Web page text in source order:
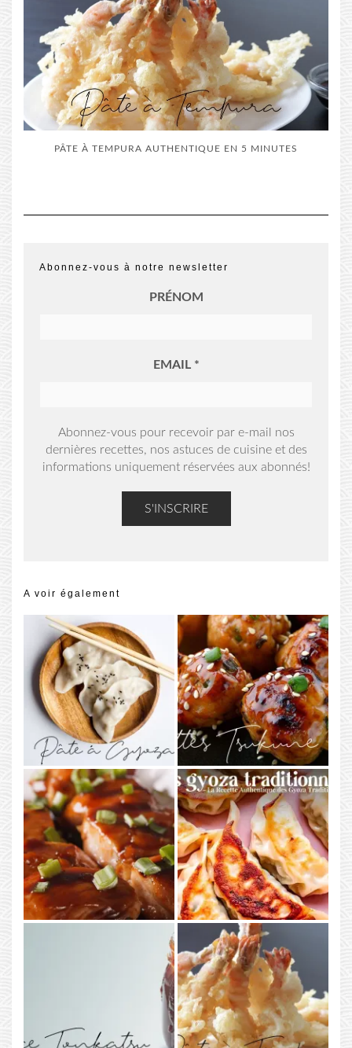
PÂTE À TEMPURA AUTHENTIQUE EN 5 MINUTES
Abonnez-vous à notre newsletter
PRÉNOM
EMAIL *
Abonnez-vous pour recevoir par e-mail nos
dernières recettes, nos astuces de cuisine et des
informations uniquement réservées aux abonnés!
A voir également